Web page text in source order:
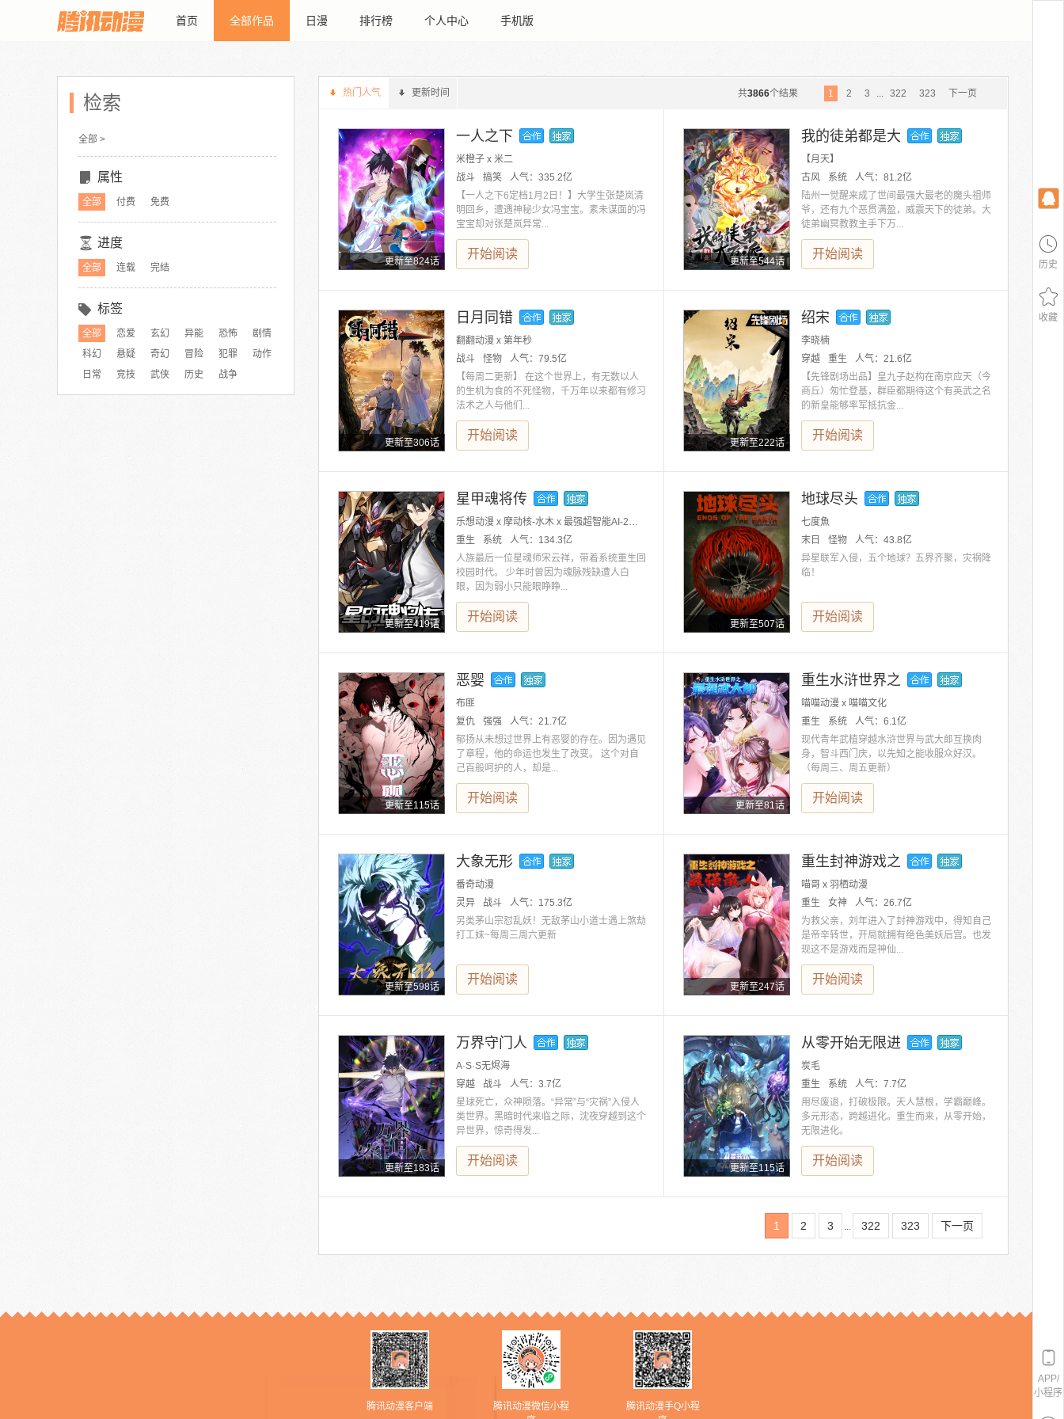
首页 全部作品 日漫 排行榜 个人中心 手机版
检索
全部 >
属性
全部 付费 免费
进度
全部 连载 完结
标签
全部 恋爱 玄幻 异能 恐怖
剧情
科幻
悬疑 奇幻 冒险 犯罪
动作
日常
竞技 武侠 历史 战争
热门人气 更新时间 1 2 3 ... 322 323 下一页
共3866个结果
更新至824话
一人之下
米橙子 x 米二
战斗
搞笑 人气： 335.2亿
【一人之下6定档1月2日！】大学生张楚岚清
明回乡，遭遇神秘少女冯宝宝。素未谋面的冯
宝宝却对张楚岚异常...
开始阅读
更新至544话
我的徒弟都是大
【月天】
古风
系统 人气： 81.2亿
陆州一觉醒来成了世间最强大最老的魔头祖师
爷，还有九个恶贯满盈，威震天下的徒弟。大
徒弟幽冥教教主手下万...
开始阅读
更新至306话
日月同错
翻翻动漫 x 第年秒
战斗
怪物 人气： 79.5亿
【每周二更新】 在这个世界上，有无数以人
的生机为食的不死怪物，千万年以来都有修习
法术之人与他们...
开始阅读
更新至222话
绍宋
李晓楠
穿越
重生 人气： 21.6亿
【先锋剧场出品】皇九子赵构在南京应天（今
商丘）匆忙登基，群臣都期待这个有英武之名
的新皇能够率军抵抗金...
开始阅读
更新至419话
星甲魂将传
乐想动漫 x 摩动核-水木 x 最强超智能AI-2号小红大人
重生
系统 人气： 134.3亿
人族最后一位星魂师宋云祥，带着系统重生回
校园时代。 少年时曾因为魂脉残缺遭人白
眼，因为弱小只能眼睁睁...
开始阅读
更新至507话
地球尽头
七度魚
末日
怪物 人气： 43.8亿
异星联军入侵，五个地球？五界齐聚，灾祸降
临！
开始阅读
更新至115话
恶婴
布匪
复仇
强强 人气： 21.7亿
郁扬从未想过世界上有恶婴的存在。因为遇见
了章程，他的命运也发生了改变。 这个对自
己百般呵护的人，却是...
开始阅读
更新至81话
重生水浒世界之
喵喵动漫 x 喵喵文化
重生
系统 人气： 6.1亿
现代青年武植穿越水浒世界与武大郎互换肉
身，智斗西门庆，以先知之能收服众好汉。
（每周三、周五更新）
开始阅读
更新至598话
大象无形
番奇动漫
灵异
战斗 人气： 175.3亿
另类茅山宗怼乱妖！无敌茅山小道士遇上煞劫
打工妹~每周三周六更新
开始阅读
更新至247话
重生封神游戏之
喵哥 x 羽栖动漫
重生
女神 人气： 26.7亿
为救父亲，刘年进入了封神游戏中，得知自己
是帝辛转世，开局就拥有绝色美妖后宫。也发
现这不是游戏而是神仙...
开始阅读
更新至183话
万界守门人
A·S·S无烬海
穿越
战斗 人气： 3.7亿
星球死亡，众神陨落。“异常”与“灾祸”入侵人
类世界。黑暗时代来临之际，沈夜穿越到这个
异世界，惊奇得发...
开始阅读
更新至115话
从零开始无限进
炭毛
重生
系统 人气： 7.7亿
用尽废退，打破极限。天人慧根，学霸巅峰。
多元形态，跨越进化。重生而来，从零开始，
无限进化。
开始阅读
1 2 3 ... 322 323 下一页
腾讯动漫客户端
腾讯动漫微信小程
腾讯动漫手Q小程
历史
收藏
APP/
小程序